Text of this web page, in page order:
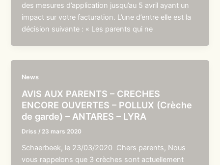
des mesures d’application jusqu’au 5 avril ayant un
impact sur votre facturation. L’une d’entre elle est la
décision suivante : « Les parents qui ne
News
AVIS AUX PARENTS – CRECHES
ENCORE OUVERTES – POLLUX (Crèche
de garde) – ANTARES – LYRA
Driss / 23 mars 2020
Schaerbeek, le 23/03/2020 Chers parents, Nous
vous rappelons que 3 crèches sont actuellement